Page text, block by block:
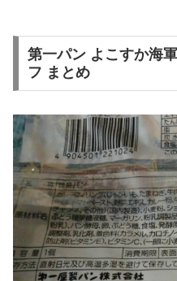
第一パン よこすか海
フ まとめ